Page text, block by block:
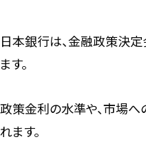
日本銀行は、金融政策決
ます。
政策金利の水準や、市場
れます。